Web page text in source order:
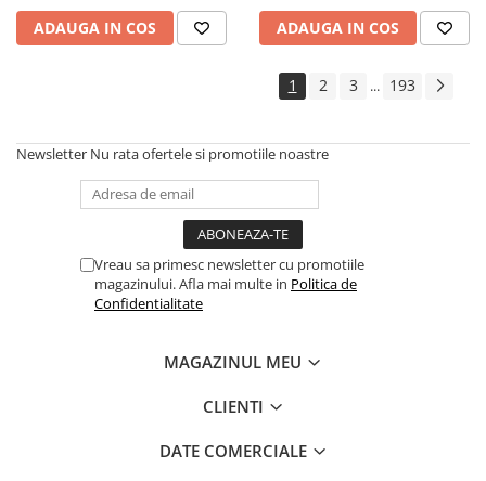
Cadouri
Carti in dar
Literatura Romana
Carte Prescolara, Joc
Carti cartonate
ADAUGA IN COS ADAUGA IN COS
1 2 3 ... 193
Newsletter Nu rata ofertele si promotiile noastre
Vreau sa primesc newsletter cu promotiile
magazinului. Afla mai multe in Politica de
Confidentialitate
MAGAZINUL MEU
CLIENTI
DATE COMERCIALE